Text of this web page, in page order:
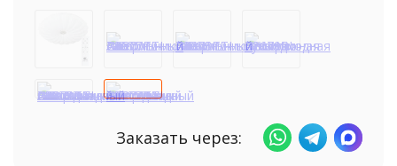
Заказать через: